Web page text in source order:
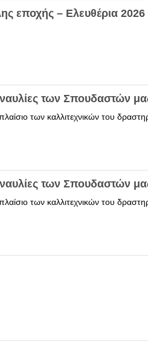
εποχής – Ελευθέρια 2026
των Σπουδαστών
των καλλιτεχνικών του
των Σπουδαστών
των καλλιτεχνικών του